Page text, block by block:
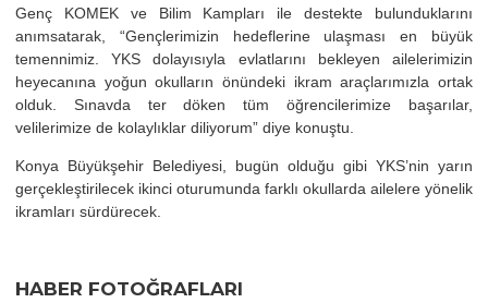
Genç KOMEK ve Bilim Kampları ile destekte bulunduklarını
anımsatarak, “Gençlerimizin hedeflerine ulaşması en büyük
temennimiz. YKS dolayısıyla evlatlarını bekleyen ailelerimizin
heyecanına yoğun okulların önündeki ikram araçlarımızla ortak
olduk. Sınavda ter döken tüm öğrencilerimize başarılar,
velilerimize de kolaylıklar diliyorum” diye konuştu.
Konya Büyükşehir Belediyesi, bugün olduğu gibi YKS’nin yarın
gerçekleştirilecek ikinci oturumunda farklı okullarda ailelere yönelik
ikramları sürdürecek.
HABER FOTOĞRAFLARI